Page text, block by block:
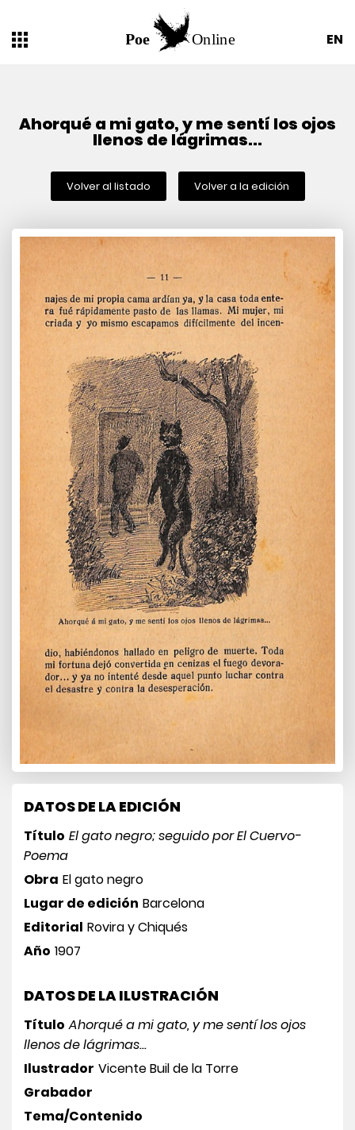
EN
Ahorqué a mi gato, y me sentí los ojos
llenos de lágrimas...
Volver al listado Volver a la edición
DATOS DE LA EDICIÓN
Título El gato negro; seguido por El Cuervo-
Poema
Obra El gato negro
Lugar de edición Barcelona
Editorial Rovira y Chiqués
Año 1907
DATOS DE LA ILUSTRACIÓN
Título Ahorqué a mi gato, y me sentí los ojos
llenos de lágrimas...
Ilustrador Vicente Buil de la Torre
Grabador
Tema/Contenido